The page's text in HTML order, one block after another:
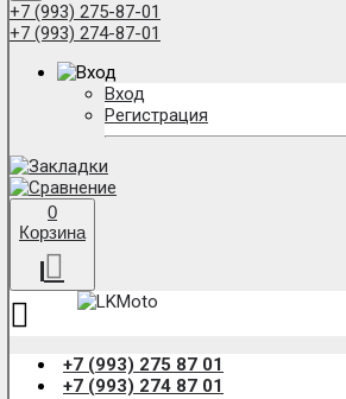
+7 (993) 275-87-01
+7 (993) 274-87-01
Вход
Регистрация
0
Корзина
+7 (993) 275 87 01
+7 (993) 274 87 01